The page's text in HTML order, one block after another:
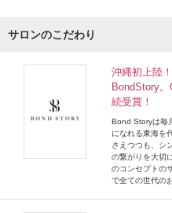
サロンのこだわり
沖縄初上陸
BondStory
続受賞！
Bond Storyは毎
になれる東海を
さえつつも、シ
の繋がりを大切
のコンセプトの
で全ての世代の